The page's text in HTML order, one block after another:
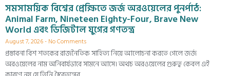
সমসাময়িক বিশ্বের প্রেক্ষিতে জর্জ অরওয়েলের পুনর্পাঠ:
Animal Farm, Nineteen Eighty-Four, Brave New
World এবং ডিজিটাল যুগের গণতন্ত্র
August 7, 2026 No Comments
প্রস্তাবনা বিশ শতকের রাজনৈতিক সাহিত্য নিয়ে আলোচনা করতে গেলে জর্জ
অরওয়েলের নাম অনিবার্যভাবে সামনে আসে। অথচ অরওয়েলের গুরুত্ব কেবল এই